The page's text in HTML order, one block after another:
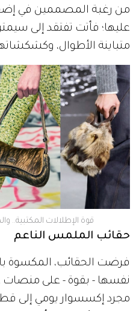
من رغبة المصممين في
عليها؛ فأتت تفتقد إلى
متباينة الأطوال،
قوة الإطلالات المكتبية..
حقائب الملمس الناعم
فرضت الحقائب، المكسوة
نفسها - بقوة - على منصات
مجرد إكسسوار يومي إلى